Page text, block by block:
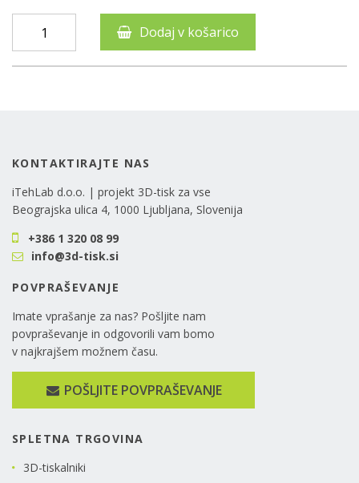
Dodaj v košarico
KONTAKTIRAJTE NAS
iTehLab d.o.o. | projekt 3D-tisk za vse
Beograjska ulica 4, 1000 Ljubljana, Slovenija
+386 1 320 08 99
info@3d-tisk.si
POVPRAŠEVANJE
Imate vprašanje za nas? Pošljite nam
povpraševanje in odgovorili vam bomo
v najkrajšem možnem času.
POŠLJITE POVPRAŠEVANJE
SPLETNA TRGOVINA
3D-tiskalniki